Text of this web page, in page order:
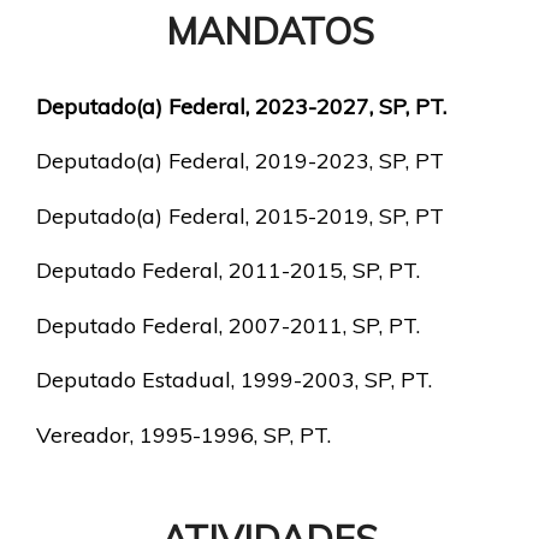
MANDATOS
Deputado(a) Federal, 2023-2027, SP, PT.
Deputado(a) Federal, 2019-2023, SP, PT
Deputado(a) Federal, 2015-2019, SP, PT
Deputado Federal, 2011-2015, SP, PT.
Deputado Federal, 2007-2011, SP, PT.
Deputado Estadual, 1999-2003, SP, PT.
Vereador, 1995-1996, SP, PT.